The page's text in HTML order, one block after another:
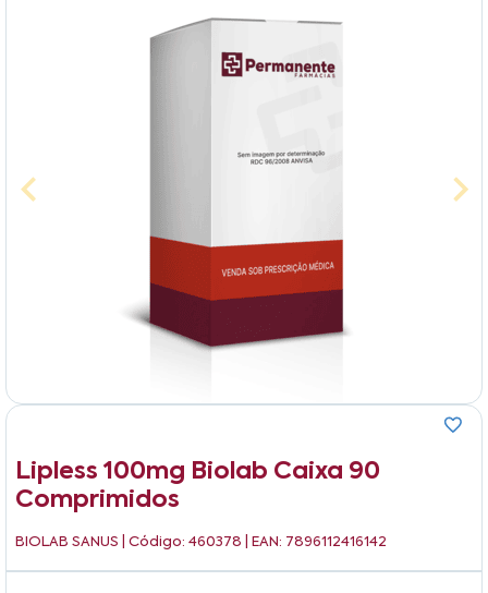
Lipless 100mg Biolab Caixa 90
Comprimidos
BIOLAB SANUS | Código: 460378 | EAN: 7896112416142